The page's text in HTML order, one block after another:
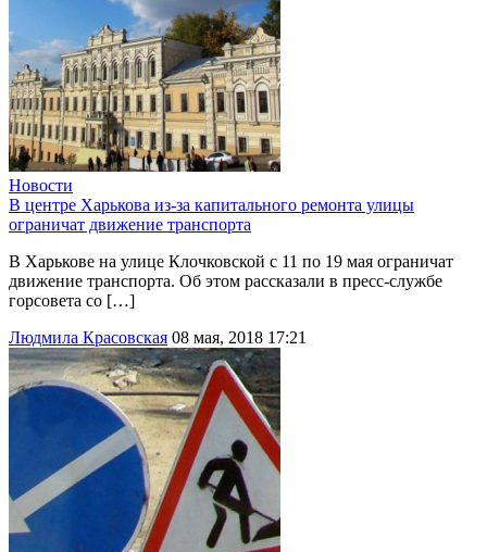
Новости
В центре Харькова из-за капитального ремонта улицы
ограничат движение транспорта
В Харькове на улице Клочковской с 11 по 19 мая ограничат
движение транспорта. Об этом рассказали в пресс-службе
горсовета со […]
Людмила Красовская 08 мая, 2018 17:21